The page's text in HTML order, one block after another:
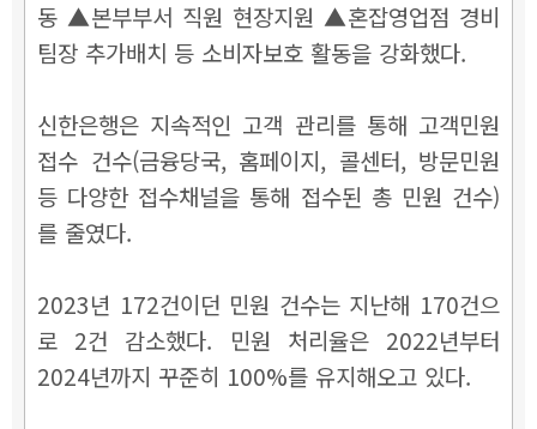
동 ▲본부부서 직원 현장지원 ▲혼잡영업점 경비
팀장 추가배치 등 소비자보호 활동을 강화했다.
신한은행은 지속적인 고객 관리를 통해 고객민원
접수 건수(금융당국, 홈페이지, 콜센터, 방문민원
등 다양한 접수채널을 통해 접수된 총 민원 건수)
를 줄였다.
2023년 172건이던 민원 건수는 지난해 170건으
로 2건 감소했다. 민원 처리율은 2022년부터
2024년까지 꾸준히 100%를 유지해오고 있다.